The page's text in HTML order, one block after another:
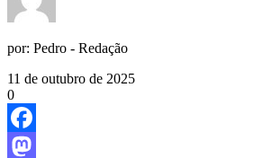
por: Pedro - Redação
11 de outubro de 2025
0
Facebook